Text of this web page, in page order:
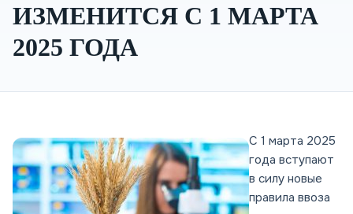
ИЗМЕНИТСЯ С 1 МАРТА
2025 ГОДА
С 1 марта 2025
года вступают
в силу новые
правила ввоза